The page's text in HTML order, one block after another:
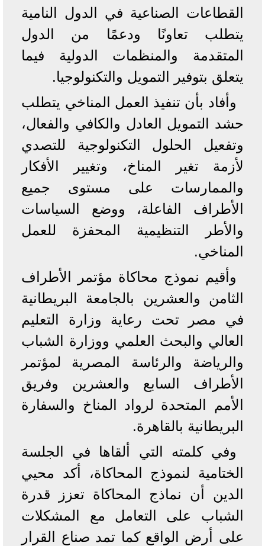
القطاعات الصناعية في الدول النامية
يتطلب تعاونًا ودعمًا من الدول
المتقدمة والمنظمات الدولية فيما
يتعلق بتوفير التمويل والتكنولوجيا.
وأفاد بأن تنفيذ العمل المناخي يتطلب
حشد التمويل العادل والكافي والفعال،
وتفعيل الحلول التكنولوجية للتصدي
لأزمة تغير المناخ، وتغيير الأفكار
والممارسات على مستوى جميع
الأطراف الفاعلة، ووضع السياسات
والأطر التنظيمية المحفزة للعمل
المناخي.
وأقيم نموذج محاكاة مؤتمر الأطراف
الثامن والعشرين بالجامعة البريطانية
في مصر تحت رعاية وزارة التعليم
العالي والبحث العلمي ووزارة الشباب
والرياضة والرئاسة المصرية لمؤتمر
الأطراف السابع والعشرين وفريق
الأمم المتحدة لرواد المناخ والسفارة
البريطانية بالقاهرة.
وفي كلمته التي ألقاها في الجلسة
الختامية لنموذج المحاكاة، أكد محيي
الدين أن نماذج المحاكاة تعزز قدرة
الشباب على التعامل مع المشكلات
على أرض الواقع كما تمد صناع القرار